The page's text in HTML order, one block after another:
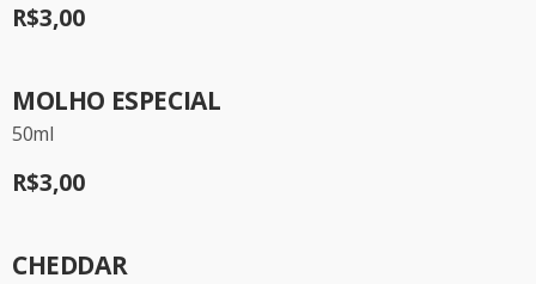
R$3,00
MOLHO ESPECIAL
50ml
R$3,00
CHEDDAR